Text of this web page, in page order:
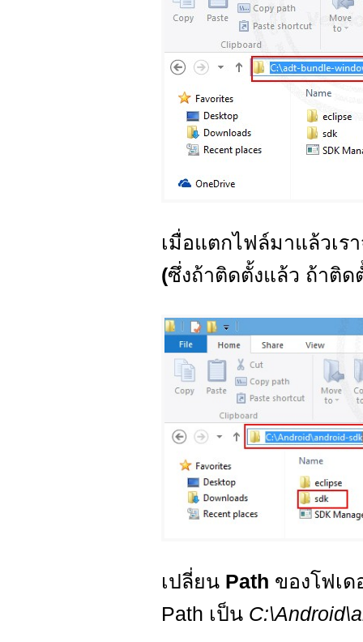
เมื่อแตกไฟล์มาแล้วเร
(ซึ่งถ้าติดตั้งแล้ว ถ้าติด
เปลี่ยน Path ของโฟเ
Path เป็น